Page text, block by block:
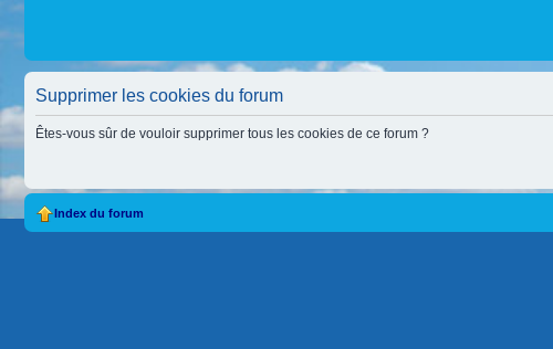
Supprimer les cookies du forum
Êtes-vous sûr de vouloir supprimer tous les cookies de ce forum ?
Index du forum